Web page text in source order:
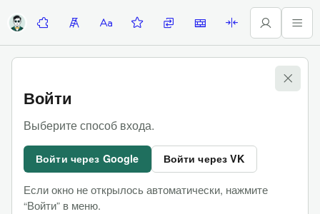
ДесяточкиЛесенкаАлфавиткаЗадание недели
ЗаменыСтеныПалиндромы
Войти
Выберите способ входа.
Войти через Google Войти через VK
Если окно не открылось автоматически, нажмите
“Войти” в меню.
Десяточки
Командные сложные игры, в которых можно
пользоваться интернетом
Последняя Десяточка Купить билеты